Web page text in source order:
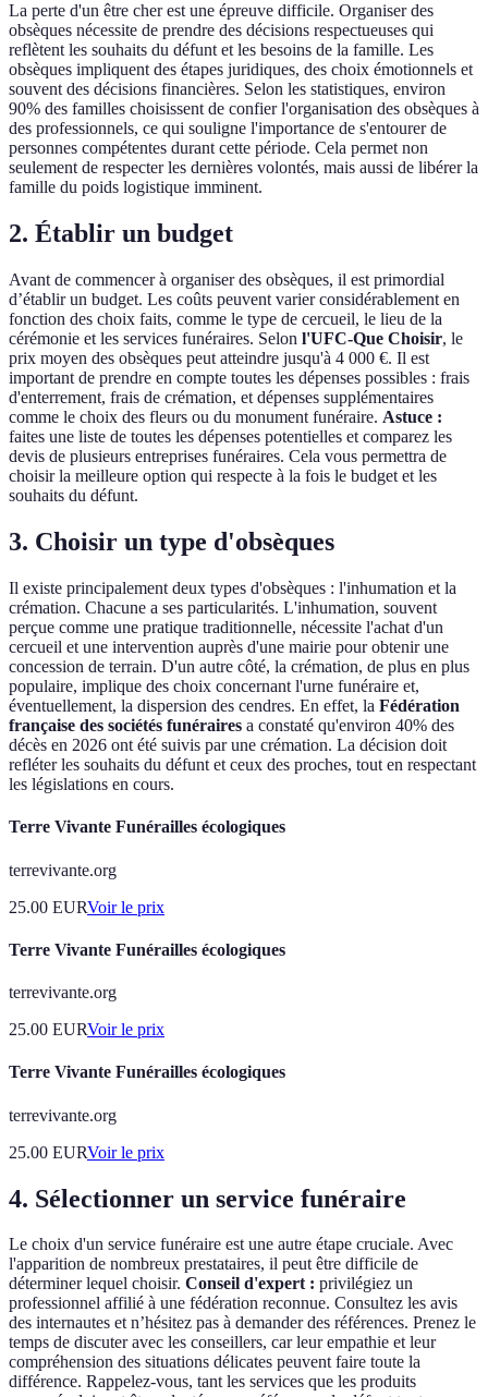
La perte d'un être cher est une épreuve difficile. Organiser des
obsèques nécessite de prendre des décisions respectueuses qui
reflètent les souhaits du défunt et les besoins de la famille. Les
obsèques impliquent des étapes juridiques, des choix émotionnels et
souvent des décisions financières. Selon les statistiques, environ
90% des familles choisissent de confier l'organisation des obsèques à
des professionnels, ce qui souligne l'importance de s'entourer de
personnes compétentes durant cette période. Cela permet non
seulement de respecter les dernières volontés, mais aussi de libérer la
famille du poids logistique imminent.
2. Établir un budget
Avant de commencer à organiser des obsèques, il est primordial
d’établir un budget. Les coûts peuvent varier considérablement en
fonction des choix faits, comme le type de cercueil, le lieu de la
cérémonie et les services funéraires. Selon l'UFC-Que Choisir, le
prix moyen des obsèques peut atteindre jusqu'à 4 000 €. Il est
important de prendre en compte toutes les dépenses possibles : frais
d'enterrement, frais de crémation, et dépenses supplémentaires
comme le choix des fleurs ou du monument funéraire. Astuce :
faites une liste de toutes les dépenses potentielles et comparez les
devis de plusieurs entreprises funéraires. Cela vous permettra de
choisir la meilleure option qui respecte à la fois le budget et les
souhaits du défunt.
3. Choisir un type d'obsèques
Il existe principalement deux types d'obsèques : l'inhumation et la
crémation. Chacune a ses particularités. L'inhumation, souvent
perçue comme une pratique traditionnelle, nécessite l'achat d'un
cercueil et une intervention auprès d'une mairie pour obtenir une
concession de terrain. D'un autre côté, la crémation, de plus en plus
populaire, implique des choix concernant l'urne funéraire et,
éventuellement, la dispersion des cendres. En effet, la Fédération
française des sociétés funéraires a constaté qu'environ 40% des
décès en 2026 ont été suivis par une crémation. La décision doit
refléter les souhaits du défunt et ceux des proches, tout en respectant
les législations en cours.
Terre Vivante Funérailles écologiques
terrevivante.org
25.00 EURVoir le prix
Terre Vivante Funérailles écologiques
terrevivante.org
25.00 EURVoir le prix
Terre Vivante Funérailles écologiques
terrevivante.org
25.00 EURVoir le prix
4. Sélectionner un service funéraire
Le choix d'un service funéraire est une autre étape cruciale. Avec
l'apparition de nombreux prestataires, il peut être difficile de
déterminer lequel choisir. Conseil d'expert : privilégiez un
professionnel affilié à une fédération reconnue. Consultez les avis
des internautes et n’hésitez pas à demander des références. Prenez le
temps de discuter avec les conseillers, car leur empathie et leur
compréhension des situations délicates peuvent faire toute la
différence. Rappelez-vous, tant les services que les produits